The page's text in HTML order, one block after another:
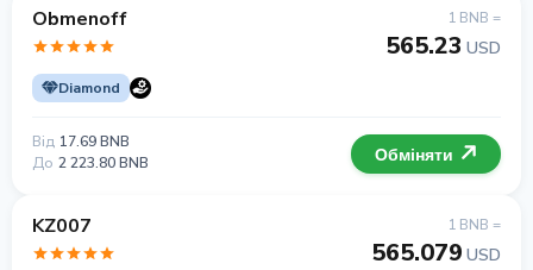
Obmenoff
Diamond
1 BNB =
565.23 USD
Від 17.69 BNB
До 2 223.80 BNB Обміняти
KZ007 1 BNB =
565.079 USD